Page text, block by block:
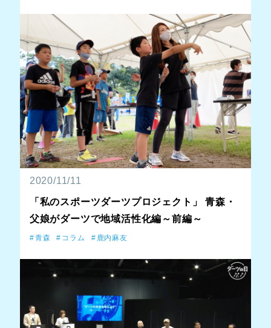
2020/11/11
「私のスポーツダーツプロジェクト」 青森・
父娘がダーツで地域活性化編～前編～
青森 コラム 鹿内麻友